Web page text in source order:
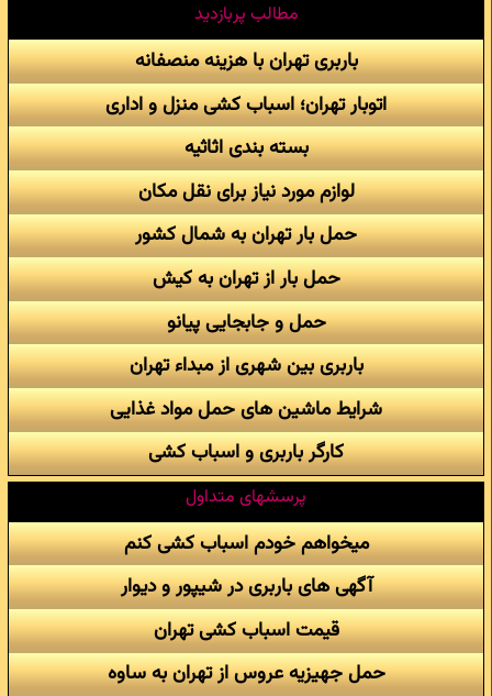
مطالب پربازدید
باربری تهران با هزینه منصفانه
اتوبار تهران؛ اسباب کشی منزل و اداری
بسته بندی اثاثیه
لوازم مورد نیاز برای نقل مکان
حمل بار تهران به شمال کشور
حمل بار از تهران به کیش
حمل و جابجایی پیانو
باربری بین شهری از مبداء تهران
شرایط ماشین های حمل مواد غذایی
کارگر باربری و اسباب کشی
پرسشهای متداول
میخواهم خودم اسباب کشی کنم
آگهی های باربری در شیپور و دیوار
قیمت اسباب کشی تهران
حمل جهیزیه عروس از تهران به ساوه